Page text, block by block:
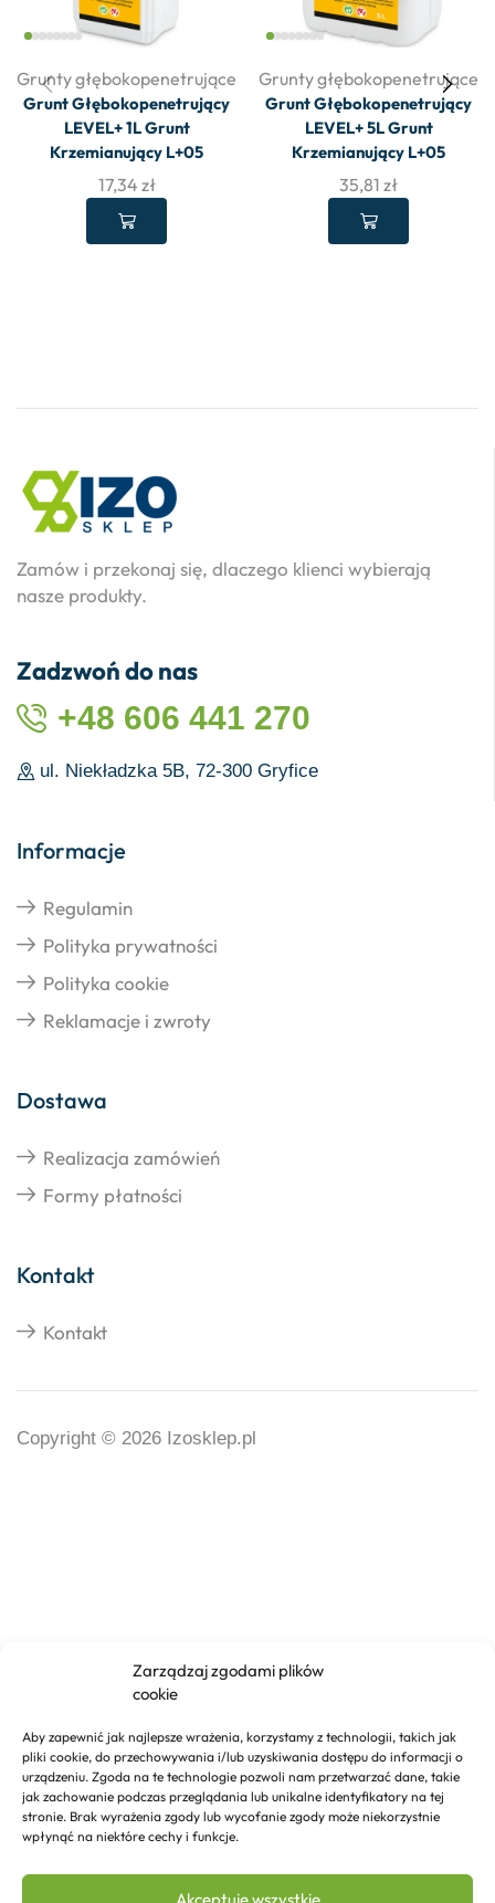
Zarządzaj zgodami plików
cookie
Aby zapewnić jak najlepsze wrażenia, korzystamy z technologii, takich jak
pliki cookie, do przechowywania i/lub uzyskiwania dostępu do informacji o
urządzeniu. Zgoda na te technologie pozwoli nam przetwarzać dane, takie
jak zachowanie podczas przeglądania lub unikalne identyfikatory na tej
stronie. Brak wyrażenia zgody lub wycofanie zgody może niekorzystnie
wpłynąć na niektóre cechy i funkcje.
Akceptuję wszystkie
Grunty głębokopenetrujące
Grunt Głębokopenetrujący
LEVEL+ 1L Grunt
Krzemianujący L+05
17,34 zł
Grunty głębokopenetrujące
Grunt Głębokopenetrujący
LEVEL+ 5L Grunt
Krzemianujący L+05
35,81 zł
Zamów i przekonaj się, dlaczego klienci wybierają
nasze produkty.
Zadzwoń do nas
+48 606 441 270
ul. Niekładzka 5B, 72-300 Gryfice
Informacje
Regulamin
Polityka prywatności
Polityka cookie
Reklamacje i zwroty
Dostawa
Realizacja zamówień
Formy płatności
Kontakt
Kontakt
Copyright © 2026 Izosklep.pl